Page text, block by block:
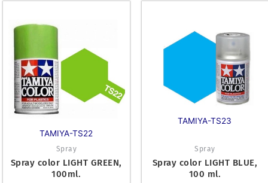
TAMIYA-TS22
Spray
Spray color LIGHT GREEN,
100ml.
TAMIYA-TS23
Spray
Spray color LIGHT BLUE,
100 ml.